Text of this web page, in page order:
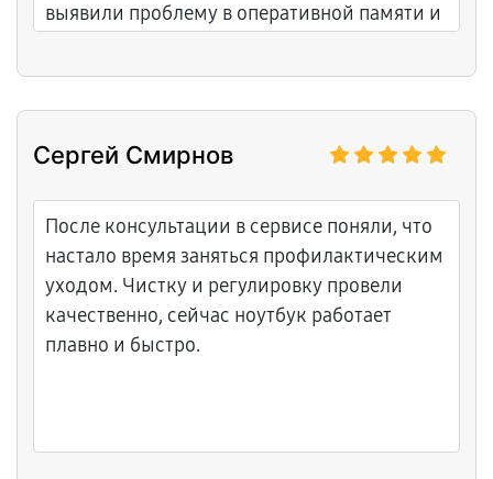
выявили проблему в оперативной памяти и
Сергей Смирнов
После консультации в сервисе поняли, что
настало время заняться профилактическим
уходом. Чистку и регулировку провели
качественно, сейчас ноутбук работает
плавно и быстро.